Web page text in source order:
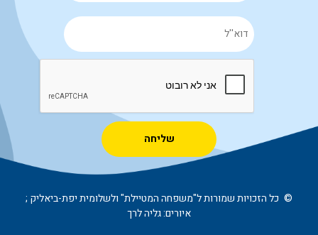
Alternative:
© כל הזכויות שמורות ל"משפחה המטיילת" ולשלומית יפת-ביאליק ;
איורים: גליה לרך